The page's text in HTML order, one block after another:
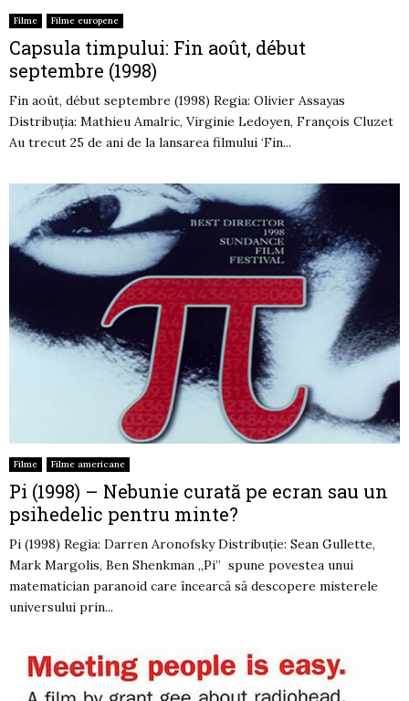
Filme Filme europene
Capsula timpului: Fin août, début
septembre (1998)
Fin août, début septembre (1998) Regia: Olivier Assayas
Distribuția: Mathieu Amalric, Virginie Ledoyen, François Cluzet
Au trecut 25 de ani de la lansarea filmului ‘Fin...
Filme Filme americane
Pi (1998) – Nebunie curată pe ecran sau un
psihedelic pentru minte?
Pi (1998) Regia: Darren Aronofsky Distribuție: Sean Gullette,
Mark Margolis, Ben Shenkman „Pi” spune povestea unui
matematician paranoid care încearcă să descopere misterele
universului prin...